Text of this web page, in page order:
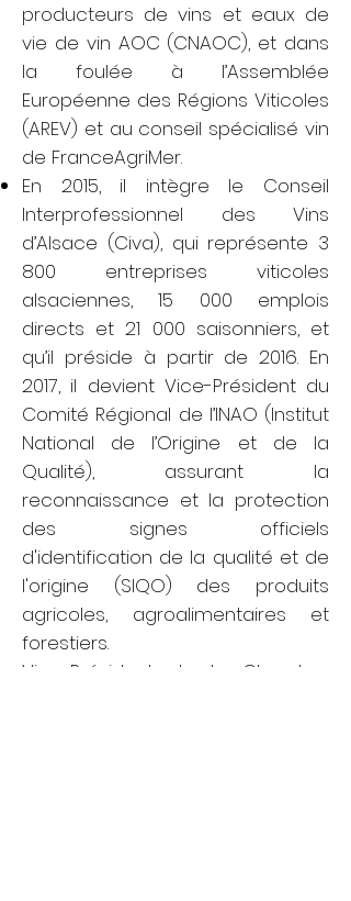
producteurs de vins et eaux de
vie de vin AOC (CNAOC), et dans
la foulée à l’Assemblée
Européenne des Régions Viticoles
(AREV) et au conseil spécialisé vin
de FranceAgriMer.
En 2015, il intègre le Conseil
Interprofessionnel des Vins
d’Alsace (Civa), qui représente 3
800 entreprises viticoles
alsaciennes, 15 000 emplois
directs et 21 000 saisonniers, et
qu’il préside à partir de 2016. En
2017, il devient Vice-Président du
Comité Régional de l’INAO (Institut
National de l’Origine et de la
Qualité), assurant la
reconnaissance et la protection
des signes officiels
d'identification de la qualité et de
l'origine (SIQO) des produits
agricoles, agroalimentaires et
forestiers.
Vice-Président de la Chambre